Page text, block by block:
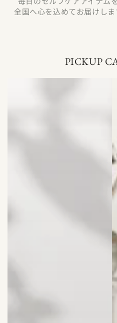
全国へ心を込めてお届けしま
PICKUP